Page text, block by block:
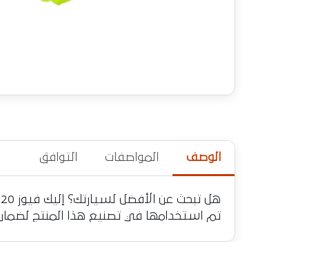
الوصف المواصفات التوافق
تم استخدامها في تصنيع هذا المنتج لضمان